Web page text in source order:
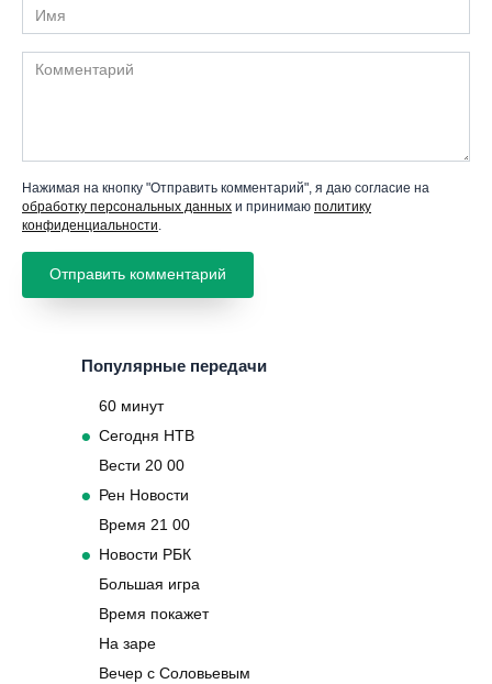
Имя
Комментарий
Нажимая на кнопку "Отправить комментарий", я даю согласие на
обработку персональных данных и принимаю политику
конфиденциальности
Популярные передачи
60 минут
Сегодня НТВ
Вести 20 00
Рен Новости
Время 21 00
Новости РБК
Большая игра
Время покажет
На заре
Вечер с Соловьевым